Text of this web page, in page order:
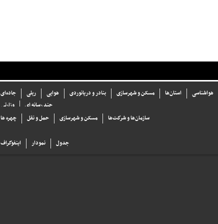
جاده‌ای ریلی هوایی بنادر و دریانوردی مسکن و شهرسازی استان‌ها
هواشناسی
وزارتی
چند رسانه ای
چهره ها حمل و نقل مسکن و شهرسازی سازما‌ن‌ها و شركت‌ها
اینفوگراف نمودار جدول